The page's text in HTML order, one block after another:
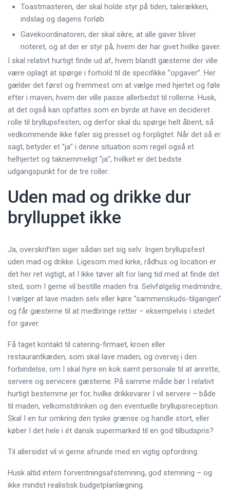
Toastmasteren, der skal holde styr på tiden, talerækken,
indslag og dagens forløb.
Gavekoordinatoren, der skal sikre, at alle gaver bliver
noteret, og at der er styr på, hvem der har givet hvilke gaver.
I skal relativt hurtigt finde ud af, hvem blandt gæsterne der ville
være oplagt at spørge i forhold til de specifikke ”opgaver”. Her
gælder det først og fremmest om at vælge med hjertet og føle
efter i maven, hvem der ville passe allerbedst til rollerne. Husk,
at det også kan opfattes som en byrde at have en decideret
rolle til bryllupsfesten, og derfor skal du spørge helt åbent, så
vedkommende ikke føler sig presset og forpligtet. Når det så er
sagt, betyder et ”ja” i denne situation som regel også et
helhjertet og taknemmeligt ”ja”, hvilket er det bedste
udgangspunkt for de tre roller.
Uden mad og drikke dur
brylluppet ikke
Ja, overskriften siger sådan set sig selv: Ingen bryllupsfest
uden mad og drikke. Ligesom med kirke, rådhus og location er
det her ret vigtigt, at I ikke tøver alt for lang tid med at finde det
sted, som I gerne vil bestille maden fra. Selvfølgelig medmindre,
I vælger at lave maden selv eller køre ”sammenskuds-tilgangen”
og får gæsterne til at medbringe retter – eksempelvis i stedet
for gaver.
Få taget kontakt til catering-firmaet, kroen eller
restaurantkæden, som skal lave maden, og overvej i den
forbindelse, om I skal hyre en kok samt personale til at anrette,
servere og servicere gæsterne. På samme måde bør I relativt
hurtigt bestemme jer for, hvilke drikkevarer I vil servere – både
til maden, velkomstdrinken og den eventuelle bryllupsreception.
Skal I en tur omkring den tyske grænse og handle stort, eller
køber I det hele i ét dansk supermarked til en god tilbudspris?
Til allersidst vil vi gerne afrunde med en vigtig opfordring:
Husk altid intern forventningsafstemning, god stemning – og
ikke mindst realistisk budgetplanlægning.